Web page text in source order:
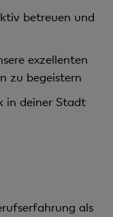
betreuen und
exzellenten
zu begeistern
in deiner Stadt
als